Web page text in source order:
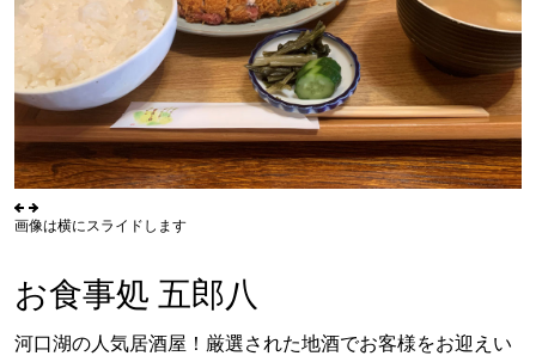
画像は横にスライドします
お食事処 五郎八
河口湖の人気居酒屋！厳選された地酒でお客様をお迎えい